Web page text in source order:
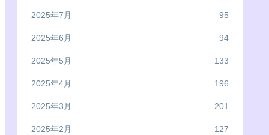
2025年7月 95
2025年6月 94
2025年5月 133
2025年4月 196
2025年3月 201
2025年2月 127